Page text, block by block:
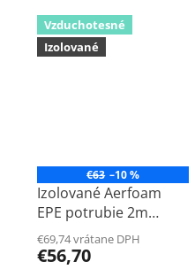
Vzduchotesné
Izolované
€63 –10 %
Izolované Aerfoam
EPE potrubie 2m
DN160mm
€69,74 vrátane DPH
€56,70